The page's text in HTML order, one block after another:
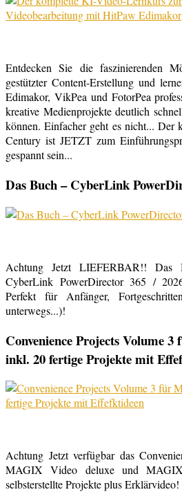
Entdecken Sie die faszinierenden
gestützter Content-Erstellung und
Edimakor, VikPea und FotorPea
kreative Medienprojekte deutlich
können. Einfacher geht es nicht...
Century ist JETZT zum
gespannt sein...
Das Buch – CyberLink
Achtung Jetzt LIEFERBAR!!
CyberLink PowerDirector 365 /
Perfekt für Anfänger,
unterwegs...)!
Convenience Projects Volume
inkl. 20 fertige Projekte mit
Achtung Jetzt verfügbar das
MAGIX Video deluxe und
selbsterstellte Projekte plus